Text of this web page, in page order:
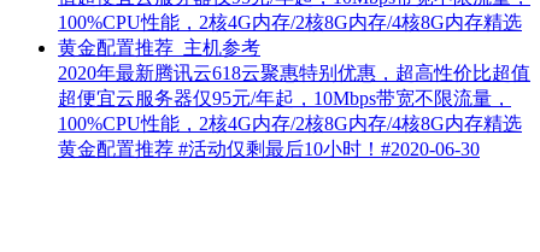
2020年最新腾讯云618云聚惠特别优惠，超高性价比超值
超便宜云服务器仅95元/年起，10Mbps带宽不限流量，
100%CPU性能，2核4G内存/2核8G内存/4核8G内存精选
黄金配置推荐 #活动仅剩最后10小时！#2020-06-30